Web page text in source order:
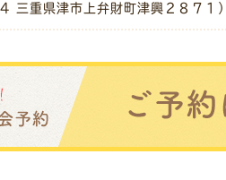
重県津市上弁財町津興２８７１）